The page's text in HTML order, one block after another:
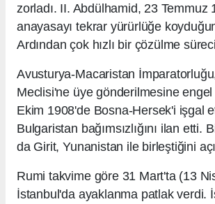
zorladı. II. Abdülhamid, 23 Temmuz
anayasayı tekrar yürürlüğe
Ardından çok hızlı bir çözülme
Avusturya-Macaristan
Meclisi'ne üye gönderilmesine
Ekim 1908'de Bosna-Hersek'i işgal
Bulgaristan bağımsızlığını ilan etti.
da Girit, Yunanistan ile birleştiğini
Rumi takvime göre 31 Mart'ta (13
İstanbul'da ayaklanma patlak verdi.